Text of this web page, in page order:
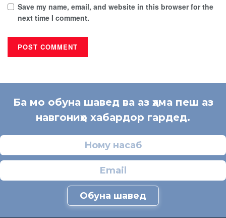
Save my name, email, and website in this browser for the
next time I comment.
Ба мо обуна шавед ва аз ҳама пеш аз
навгониҳо хабардор гардед.
Обуна шавед